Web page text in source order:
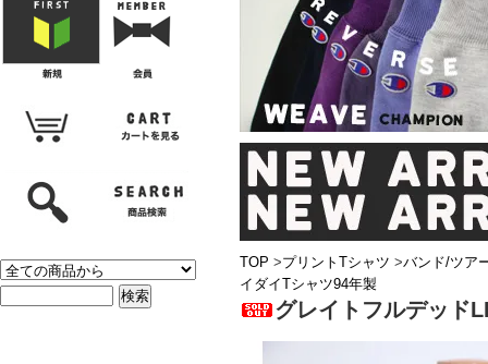
TOP >プリントTシャツ >バンド/ツア
イダイTシャツ94年製
グレイトフルデッド